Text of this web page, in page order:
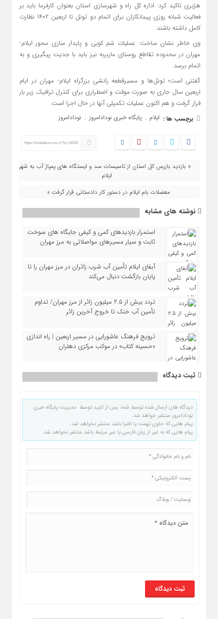
هژبری تاکید کرد: اداره کل راه و شهرسازی استان بعنوان کارفرما باید بر
فعالیت شبانه روزی پیمانکاران برای اتمام دو تونل تا اربعین ۱۴۰۲ نظارت
کامل داشته باشند.
وی خاطر نشان ساخت: عملیات شم کوبی و پایدار سازی محور ایلام-
مهران در محدوده تقاطع روستای ماربربه نیز باید با جدیت پیگیری و به
اتمام برسد.
گفتنی است؛ تونل‌ها و مسیرقطعه رانشی بزرگراه ایلام- مهران در ایام
اربعین سال جاری به صورت موقت و اضطراری برای کنترل ترافیک زیر بار
قرار گرفت و هم اکنون عملیات تکمیلی آنها در حال اجرا است.
برچسب ها : ایلام , پایگاه خبری نودادامروز , نودادامروز
https://nodademrooz.ir/?p=14628
« بازدید بازرس کل استان از تاسیسات سد و ایستگاه های پمپاژ آب به شهر
ایلام
معضلات بام ایلام در دستور کار دادستانی قرار گرفت »
نوشته های مشابه
استمرار بازدیدهای کمی و کیفی جایگاه‌ های سوخت
ثابت و سیار مسیرهای مواصلاتی به مرز مهران
آبفای ایلام تأمین آب شرب زائران در مرز مهران را تا
پایان بازگشت دنبال می‌کند
تردد بیش از ۲.۵ میلیون زائر از مرز مهران/ تداوم
تأمین آب خنک تا خروج آخرین زائر
ترویج فرهنگ عاشورایی در مسیر اربعین | راه‌ اندازی
«حسینه کتاب» در موکب مرکزی دهلران
ثبت دیدگاه
دیدگاه های ارسال شده توسط شما، پس از تایید توسط مدیریت پایگاه خبری
نودادامروز منتشر خواهد شد.
پیام هایی که حاوی تهمت یا افترا باشد منتشر نخواهد شد.
پیام هایی که به غیر از زبان فارسی یا غیر مرتبط باشد منتشر نخواهد شد.